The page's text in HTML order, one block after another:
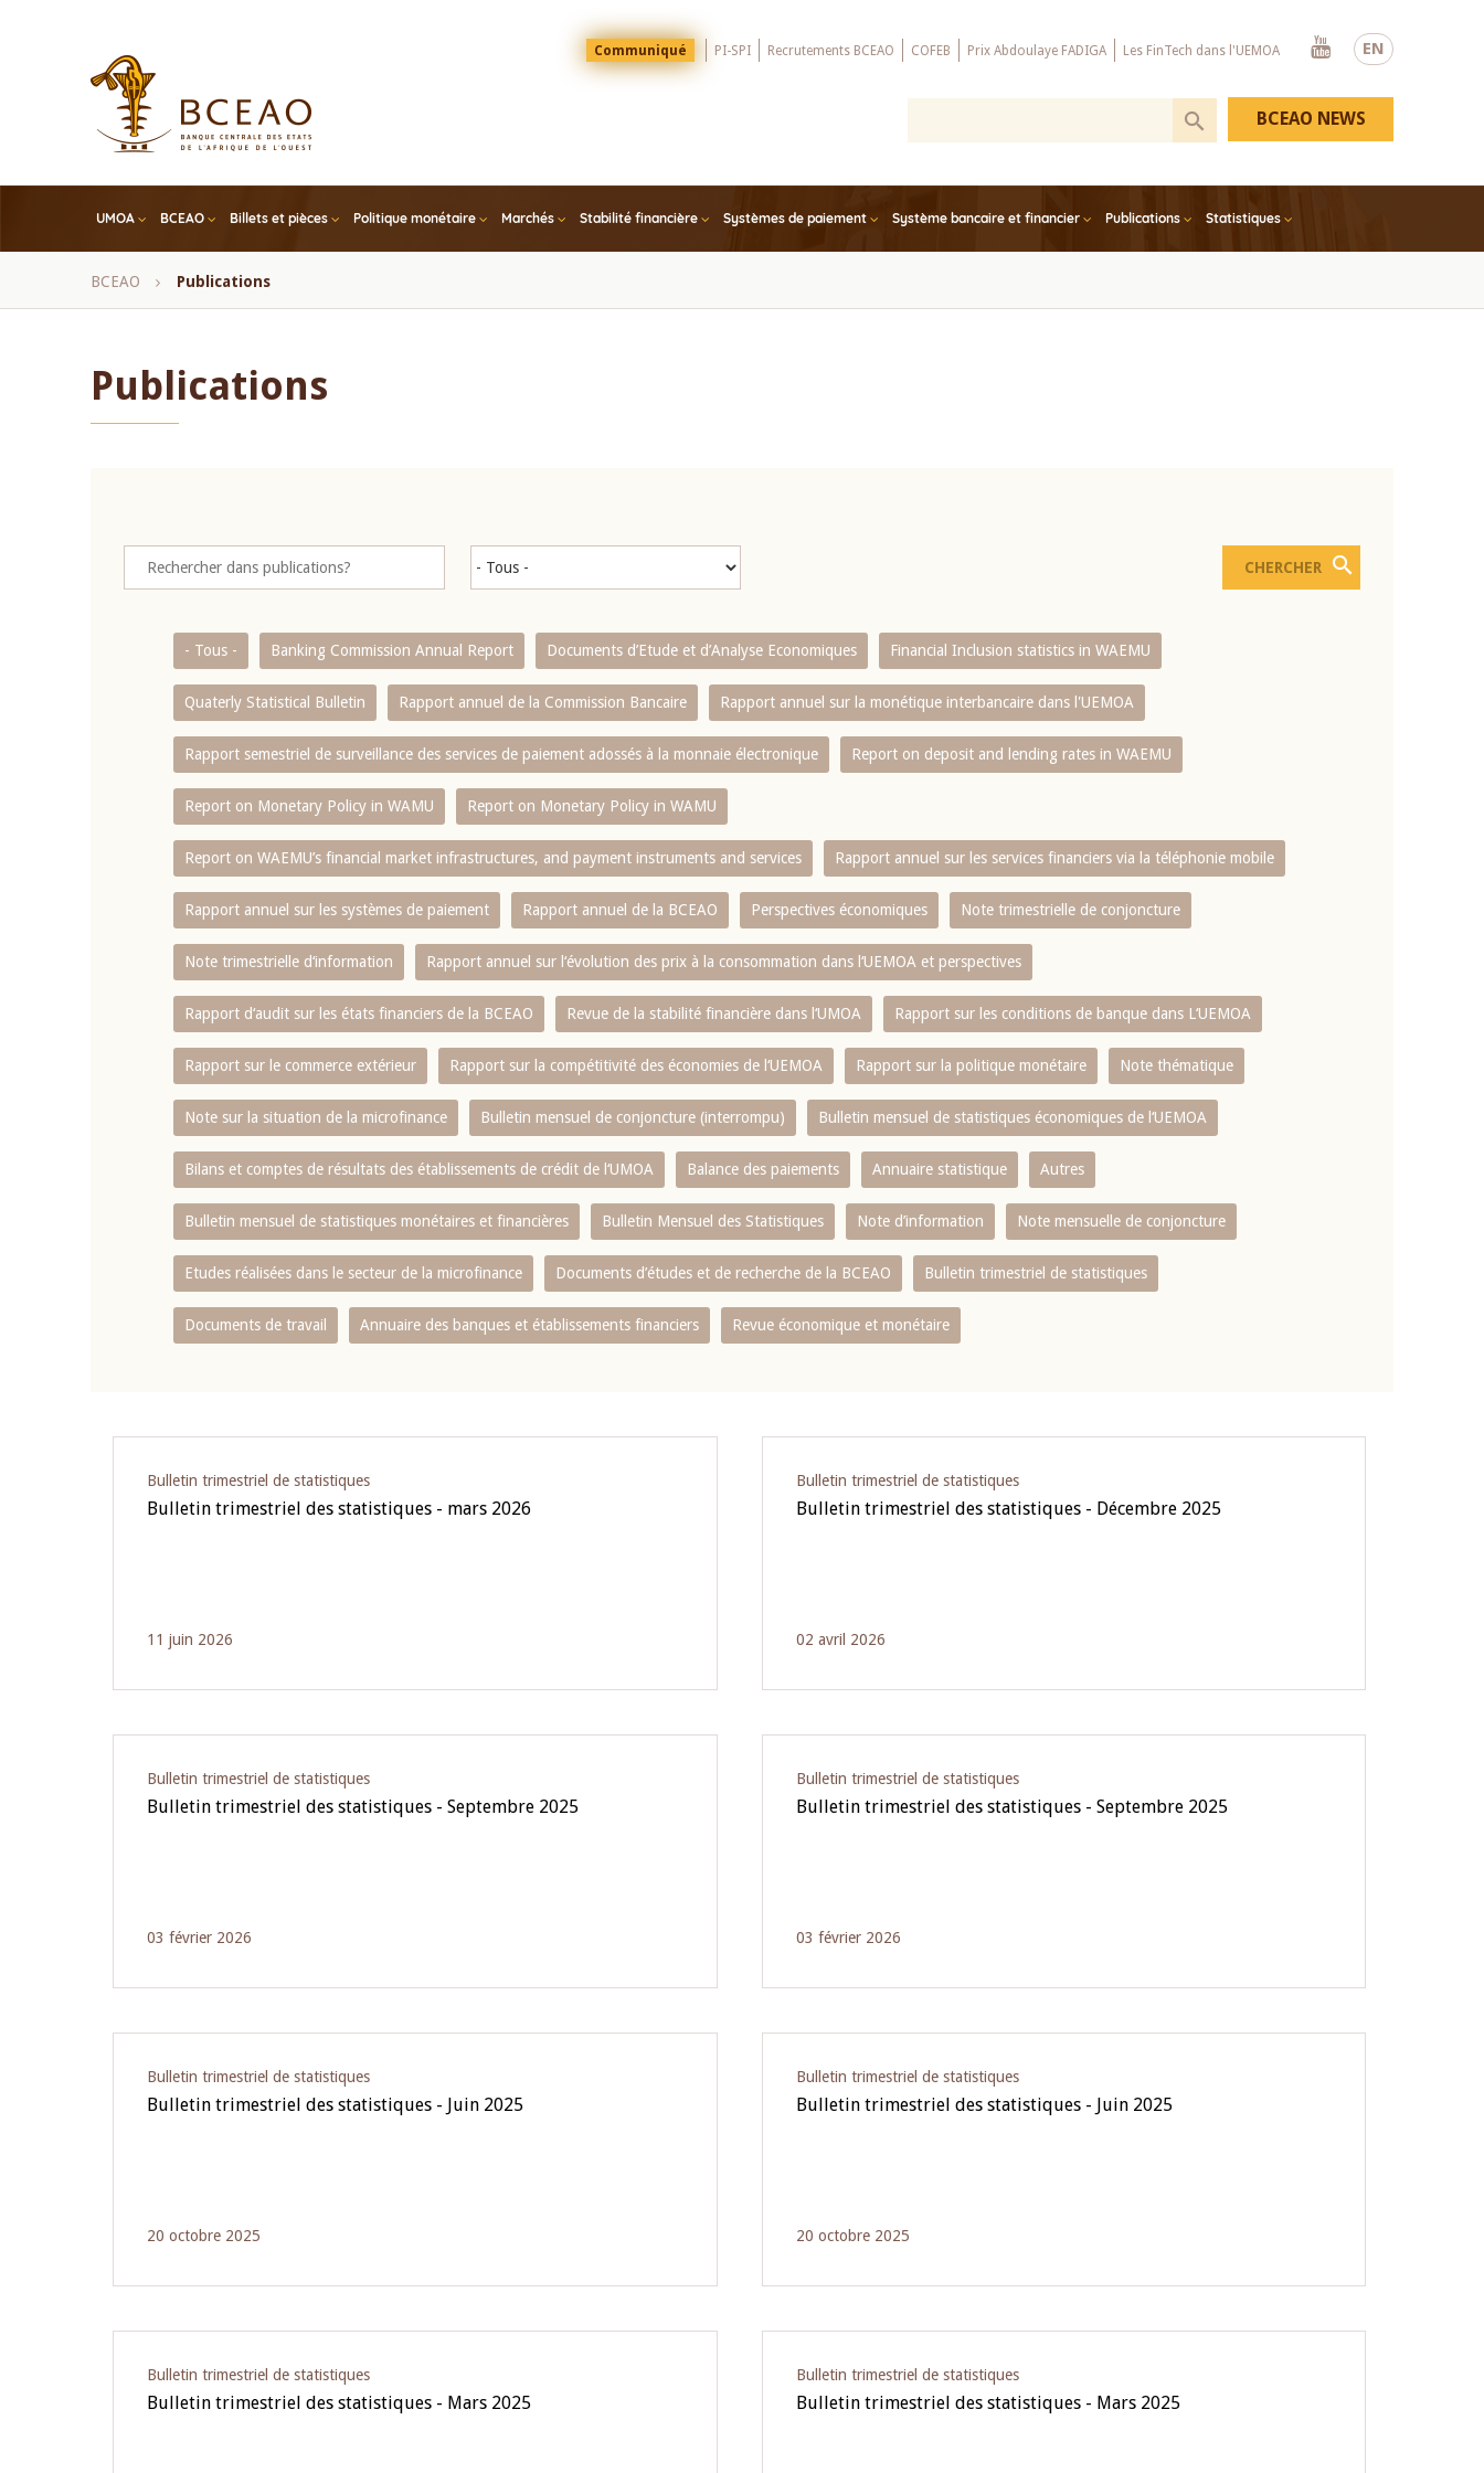
EN
Menu
Top
Communiqué PI-SPI Recrutements BCEAO COFEB Prix Abdoulaye FADIGA Les FinTech dans l'UEMOA
Youtube
UMOA BCEAO Billets et pièces Politique monétaire Marchés Stabilité financière Systèmes de paiement Système bancaire et financier Publications Statistiques
BCEAO NEWS
Fil
BCEAO Publications
Publications
- Tous - Banking Commission Annual Report Documents d’Etude et d’Analyse Economiques Financial Inclusion statistics in WAEMU
Quaterly Statistical Bulletin Rapport annuel de la Commission Bancaire Rapport annuel sur la monétique interbancaire dans l'UEMOA
Rapport semestriel de surveillance des services de paiement adossés à la monnaie électronique Report on deposit and lending rates in WAEMU
Report on Monetary Policy in WAMU Report on Monetary Policy in WAMU
Report on WAEMU’s financial market infrastructures, and payment instruments and services Rapport annuel sur les services financiers via la téléphonie mobile
Rapport annuel sur les systèmes de paiement Rapport annuel de la BCEAO Perspectives économiques Note trimestrielle de conjoncture
Note trimestrielle d‘information Rapport annuel sur l‘évolution des prix à la consommation dans l‘UEMOA et perspectives
Rapport d‘audit sur les états financiers de la BCEAO Revue de la stabilité financière dans l‘UMOA Rapport sur les conditions de banque dans L‘UEMOA
Rapport sur le commerce extérieur Rapport sur la compétitivité des économies de l‘UEMOA Rapport sur la politique monétaire Note thématique
Note sur la situation de la microfinance Bulletin mensuel de conjoncture (interrompu) Bulletin mensuel de statistiques économiques de l‘UEMOA
Bilans et comptes de résultats des établissements de crédit de l‘UMOA Balance des paiements Annuaire statistique Autres
Bulletin mensuel de statistiques monétaires et financières Bulletin Mensuel des Statistiques Note d’information Note mensuelle de conjoncture
Etudes réalisées dans le secteur de la microfinance Documents d’études et de recherche de la BCEAO Bulletin trimestriel de statistiques
Documents de travail Annuaire des banques et établissements financiers Revue économique et monétaire
Bulletin trimestriel de statistiques
Bulletin trimestriel des statistiques - mars 2026
11 juin 2026
Bulletin trimestriel de statistiques
Bulletin trimestriel des statistiques - Décembre 2025
02 avril 2026
Bulletin trimestriel de statistiques
Bulletin trimestriel des statistiques - Septembre 2025
03 février 2026
Bulletin trimestriel de statistiques
Bulletin trimestriel des statistiques - Septembre 2025
03 février 2026
Bulletin trimestriel de statistiques
Bulletin trimestriel des statistiques - Juin 2025
20 octobre 2025
Bulletin trimestriel de statistiques
Bulletin trimestriel des statistiques - Juin 2025
20 octobre 2025
Bulletin trimestriel de statistiques
Bulletin trimestriel des statistiques - Mars 2025
Bulletin trimestriel de statistiques
Bulletin trimestriel des statistiques - Mars 2025